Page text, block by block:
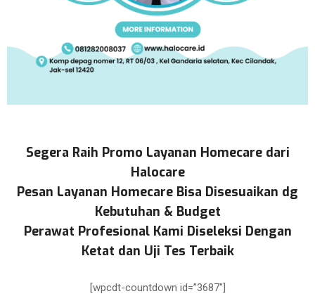
Segera Raih Promo Layanan Homecare dari
Halocare
Pesan Layanan Homecare Bisa Disesuaikan dg
Kebutuhan & Budget
Perawat Profesional Kami Diseleksi Dengan
Ketat dan Uji Tes Terbaik
[wpcdt-countdown id=”3687″]